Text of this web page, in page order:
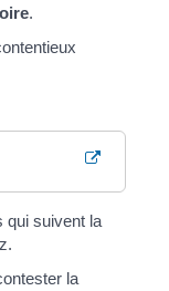
.
qui suivent la
la